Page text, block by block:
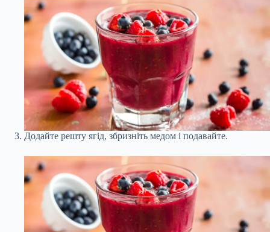
Додайте решту ягід, збризніть медом і подавайте.